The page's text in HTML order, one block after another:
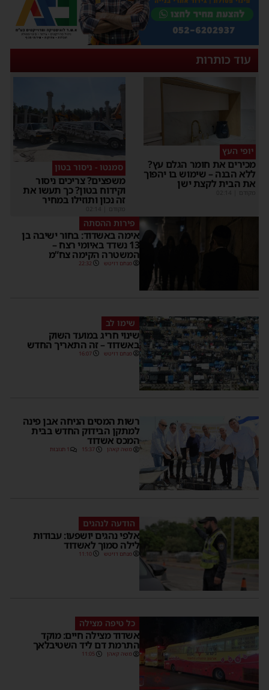
עוד כותרות
יופי העץ
מכירים את חומר הגלם עץ?
ללא הבנה – שימוש בו יהפוך
את הבית לקצת ישן
סמנטו - ניסור בטון
משפצים? צריכים ניסור
וקידוח בטון? כך תעשו את
זה נכון ותוזילו במחיר
פירות ההסתה
אימה באשדוד: בחור ישיבה בן
13 נשדד באיומי רצח –
המשטרה הקימה צח”מ
מנחם דויטש 22:32
שימו לב
שינוי חריג במועד השוק
באשדוד – זה התאריך החדש
מנחם דויטש 16:07
רשות המסים הניחה אבן פינה
למתקן הבידוק החדש בבית
המכס אשדוד
משה קאהן 15:37 1 תגובות
הודעה לנהגים
אלפי נהגים יושפעו: עבודות
לילה סמוך לאשדוד
מנחם דויטש 11:10
כל טיפה מצילה
אשדוד מצילה חיים: מוקד
התרמת דם ליד השטיבלאך
משה קאהן 11:05